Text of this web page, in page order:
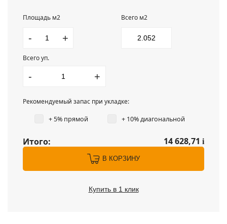
Площадь м2
- +
Всего м2
Всего уп.
- +
Рекомендуемый запас при укладке:
+ 5% прямой + 10% диагональной
Итого: 14 628,71 i
В КОРЗИНУ
Купить в 1 клик